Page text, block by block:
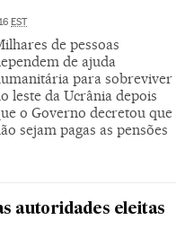
EST
de pessoas
de ajuda
para sobreviver
leste da Ucrânia depois
o Governo decretou que
sejam pagas as pensões
autoridades eleitas